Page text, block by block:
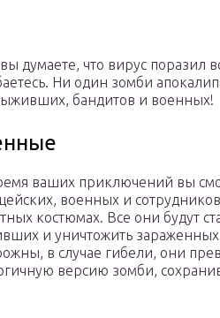
думаете, что вирус поразил
Ни один зомби
бандитов и военных!
ваших приключений вы
военных и
костюмах. Все они будут
и уничтожить
в случае гибели, они
версию зомби,